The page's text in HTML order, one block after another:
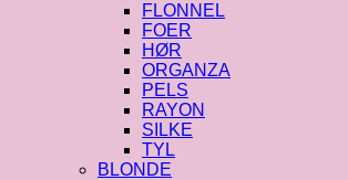
FLONNEL
FOER
HØR
ORGANZA
PELS
RAYON
SILKE
TYL
BLONDE